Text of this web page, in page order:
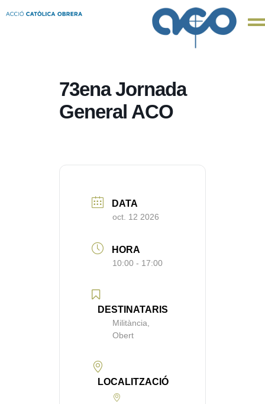
73ena Jornada
General ACO
DATA
oct. 12 2026
HORA
10:00 - 17:00
DESTINATARIS
Militància,
Obert
LOCALITZACIÓ